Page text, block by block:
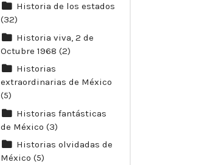
Historia de los estados
(32)
Historia viva, 2 de
Octubre 1968 (2)
Historias
extraordinarias de México
(5)
Historias fantásticas
de México (3)
Historias olvidadas de
México (5)